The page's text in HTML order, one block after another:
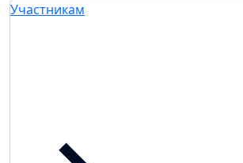
Участникам